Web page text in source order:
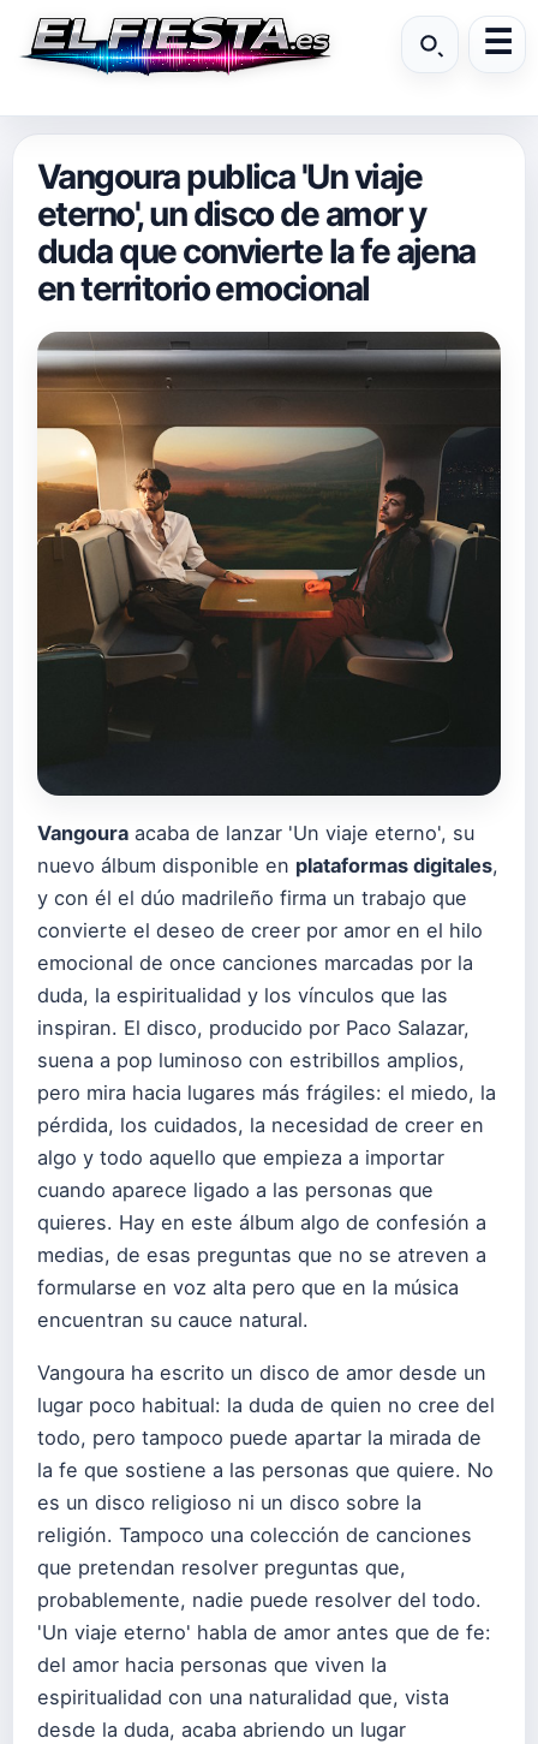
Vangoura publica 'Un viaje
eterno', un disco de amor y
duda que convierte la fe ajena
en territorio emocional
Vangoura acaba de lanzar 'Un viaje eterno', su
nuevo álbum disponible en plataformas digitales,
y con él el dúo madrileño firma un trabajo que
convierte el deseo de creer por amor en el hilo
emocional de once canciones marcadas por la
duda, la espiritualidad y los vínculos que las
inspiran. El disco, producido por Paco Salazar,
suena a pop luminoso con estribillos amplios,
pero mira hacia lugares más frágiles: el miedo, la
pérdida, los cuidados, la necesidad de creer en
algo y todo aquello que empieza a importar
cuando aparece ligado a las personas que
quieres. Hay en este álbum algo de confesión a
medias, de esas preguntas que no se atreven a
formularse en voz alta pero que en la música
encuentran su cauce natural.
Vangoura ha escrito un disco de amor desde un
lugar poco habitual: la duda de quien no cree del
todo, pero tampoco puede apartar la mirada de
la fe que sostiene a las personas que quiere. No
es un disco religioso ni un disco sobre la
religión. Tampoco una colección de canciones
que pretendan resolver preguntas que,
probablemente, nadie puede resolver del todo.
'Un viaje eterno' habla de amor antes que de fe:
del amor hacia personas que viven la
espiritualidad con una naturalidad que, vista
desde la duda, acaba abriendo un lugar